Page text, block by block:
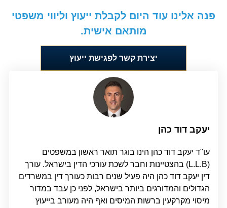
פנה אלינו עוד היום לקבלת ייעוץ וליווי משפטי
מותאם אישית.
יצירת קשר לפגישת ייעוץ
יעקב דוד כהן
עו"ד יעקב דוד כהן הינו בוגר תואר ראשון במשפטים
(L.L.B) בהצטיינות וחבר לשכת עורכי הדין בישראל. עורך
דין יעקב דוד כהן היה פעיל שנים רבות כעורך דין במשרדים
הגדולים והמדורגים ביותר בישראל, לפני כן עבד במדור
מיסוי מקרקעין ברשות המיסים ואף היה מעורב בייעוץ